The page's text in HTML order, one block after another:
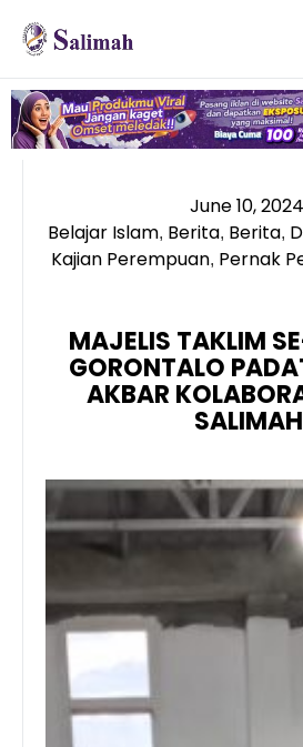
June 10, 2024
Belajar Islam, Berita, Berita,
Kajian Perempuan, Pernak
MAJELIS TAKLIM
GORONTALO
AKBAR
SALIMAH